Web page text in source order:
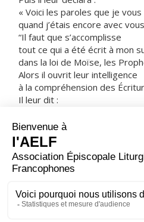
« Voici les paroles que je
quand j’étais encore avec
“Il faut que s’accomplisse
tout ce qui a été écrit à mon
dans la loi de Moïse, les
Alors il ouvrit leur intelligence
à la compréhension des
Il leur dit :
qu’il ressusciterait d’entre les
et que la conversion serait
pour le pardon des péchés,
à toutes les nations,
en commençant par Jérusalem.
À vous d’en être les témoins. »
– Acclamons la Parole de Dieu.